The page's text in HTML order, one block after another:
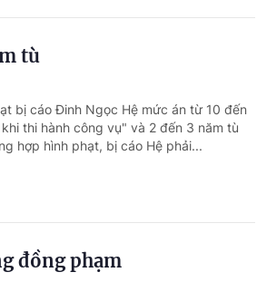
tù
bị cáo Đinh Ngọc Hệ mức án từ 10 đến
thi hành công vụ" và 2 đến 3 năm tù
hợp hình phạt, bị cáo Hệ phải...
đồng phạm